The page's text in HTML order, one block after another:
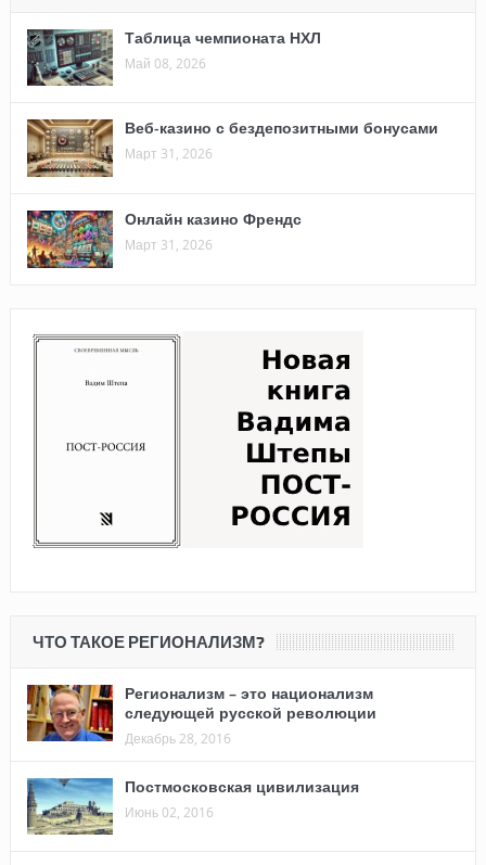
Таблица чемпионата НХЛ
Май 08, 2026
Веб-казино с бездепозитными бонусами
Март 31, 2026
Онлайн казино Френдс
Март 31, 2026
ЧТО ТАКОЕ РЕГИОНАЛИЗМ?
Регионализм – это национализм
следующей русской революции
Декабрь 28, 2016
Постмосковская цивилизация
Июнь 02, 2016